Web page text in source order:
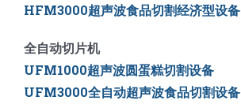
HFM3000超声波食品切割经济型设备
全自动切片机
UFM1000超声波圆蛋糕切割设备
UFM3000全自动超声波食品切割设备